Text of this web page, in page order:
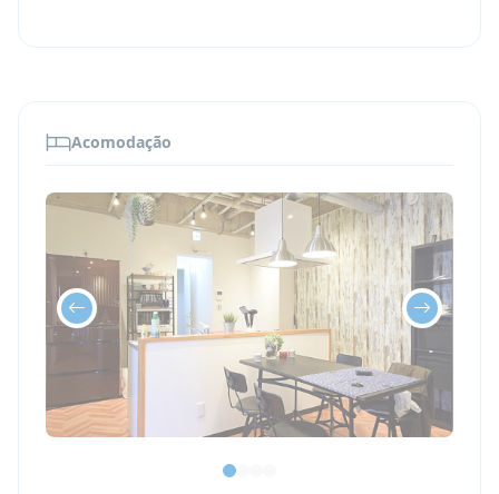
benefícios de estudar um novo idioma em
nosso
artigo do blog
Contate-nos
Acomodação